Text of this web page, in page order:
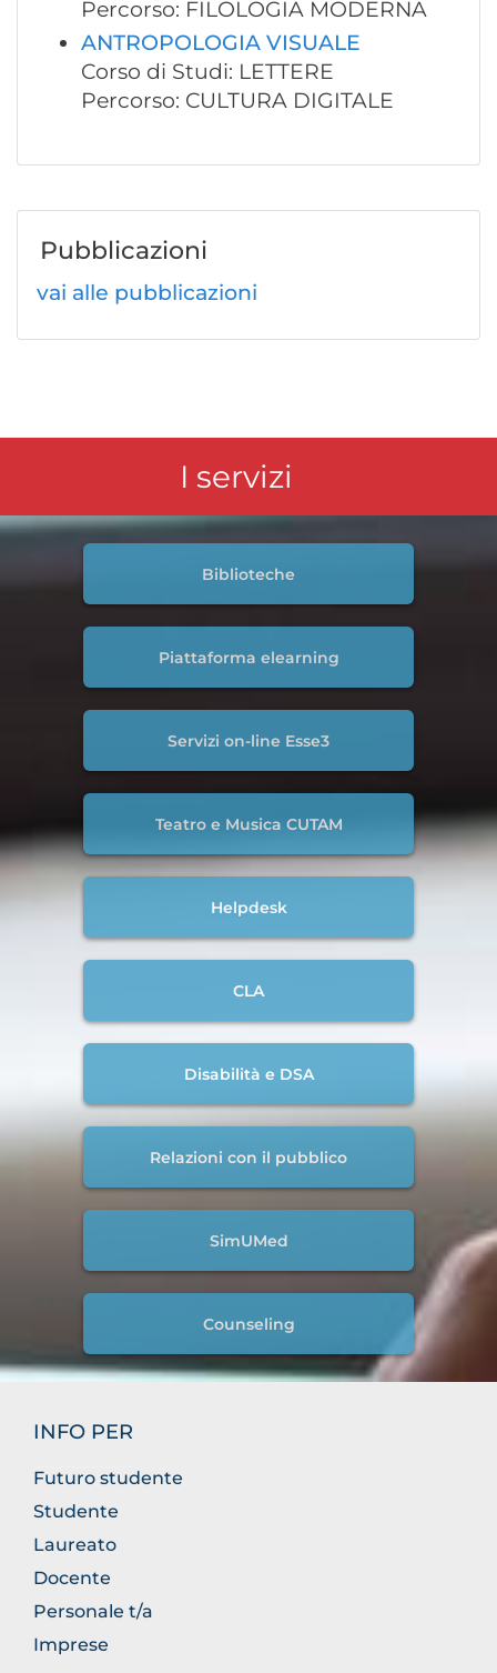
Percorso: FILOLOGIA MODERNA
ANTROPOLOGIA VISUALE
Corso di Studi: LETTERE
Percorso: CULTURA DIGITALE
Pubblicazioni
vai alle pubblicazioni
I servizi
Biblioteche
Piattaforma elearning
Servizi on-line Esse3
Teatro e Musica CUTAM
Helpdesk
CLA
Disabilità e DSA
Relazioni con il pubblico
SimUMed
Counseling
INFO PER
Futuro studente
Studente
Laureato
Docente
Personale t/a
Imprese